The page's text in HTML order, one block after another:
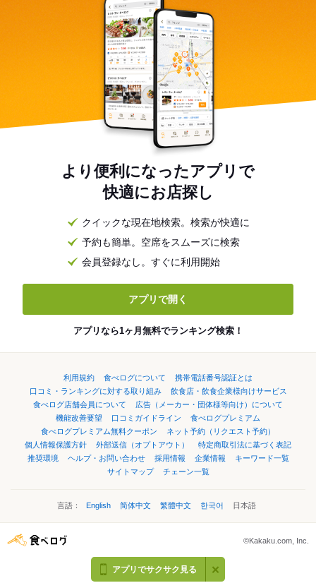
アプリでサクサク見る
より便利になったアプリで
快適にお店探し
クイックな現在地検索。検索が快適に
予約も簡単。空席をスムーズに検索
会員登録なし。すぐに利用開始
アプリで開く
アプリなら1ヶ月無料でランキング検索！
利用規約 食べログについて
携帯電話番号認証とは
口コミ・ランキングに対する取り組み
飲食店・飲食企業様向けサービス
食べログ店舗会員について
広告（メーカー・団体様等向け）について
機能改善要望
口コミガイドライン
食べログプレミアム
食べログプレミアム無料クーポン
ネット予約（リクエスト予約）
個人情報保護方針
外部送信（オプトアウト）
特定商取引法に基づく表記
推奨環境
ヘルプ・お問い合わせ 採用情報 企業情報
キーワード一覧
サイトマップ
チェーン一覧
言語： English 简体中文 繁體中文 한국어 日本語
©Kakaku.com, Inc.